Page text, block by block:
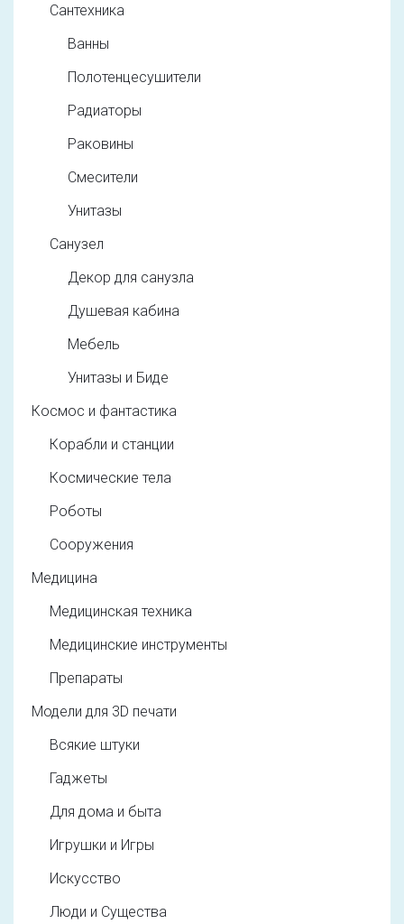
Сантехника
Ванны
Полотенцесушители
Радиаторы
Раковины
Смесители
Унитазы
Санузел
Декор для санузла
Душевая кабина
Мебель
Унитазы и Биде
Космос и фантастика
Корабли и станции
Космические тела
Роботы
Сооружения
Медицина
Медицинская техника
Медицинские инструменты
Препараты
Модели для 3D печати
Всякие штуки
Гаджеты
Для дома и быта
Игрушки и Игры
Искусство
Люди и Существа